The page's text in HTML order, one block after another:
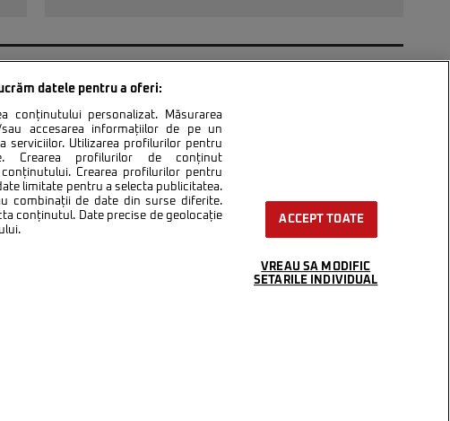
Contact Setări Cookies
integral scrierile publicistice purtătoare de Drepturi de Autor.
datele pentru a oferi:
conținutului personalizat. Măsurarea
accesarea informațiilor de pe un
serviciilor. Utilizarea profilurilor pentru
Crearea profilurilor de conținut
Crearea profilurilor pentru
limitate pentru a selecta publicitatea.
combinații de date din surse diferite.
conținutul. Date precise de geolocație
ACCEPT TOATE
VREAU SA MODIFIC
SETARILE INDIVIDUAL